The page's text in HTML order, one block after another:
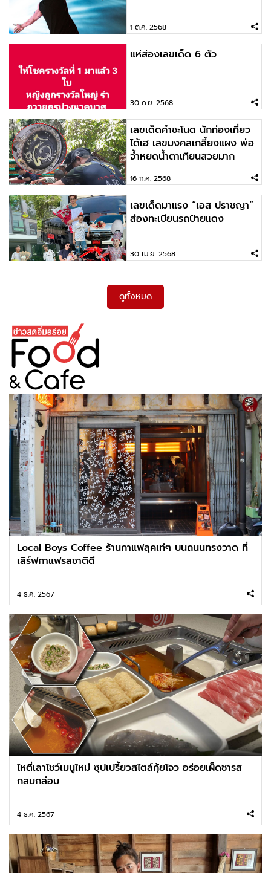
1 ต.ค. 2568
แห่ส่องเลขเด็ด 6 ตัว
30 ก.ย. 2568
เลขเด็ดคำชะโนด นักท่องเที่ยว
ได้เฮ เลขมงคลเกลี้ยงแผง พ่อ
จ้ำหยดน้ำตาเทียนสวยมาก
16 ก.ค. 2568
เลขเด็ดมาแรง “เอส ปราชญา”
ส่องทะเบียนรถป้ายแดง
30 เม.ย. 2568
ดูทั้งหมด
Local Boys Coffee ร้านกาแฟลุคเท่ๆ บนถนนทรงวาด ที่
เสิร์ฟกาแฟรสชาติดี
4 ธ.ค. 2567
ไหตี่เลาโชว์เมนูใหม่ ซุปเปรี้ยวสไตล์กุ้ยโจว อร่อยเผ็ดชารส
กลมกล่อม
4 ธ.ค. 2567